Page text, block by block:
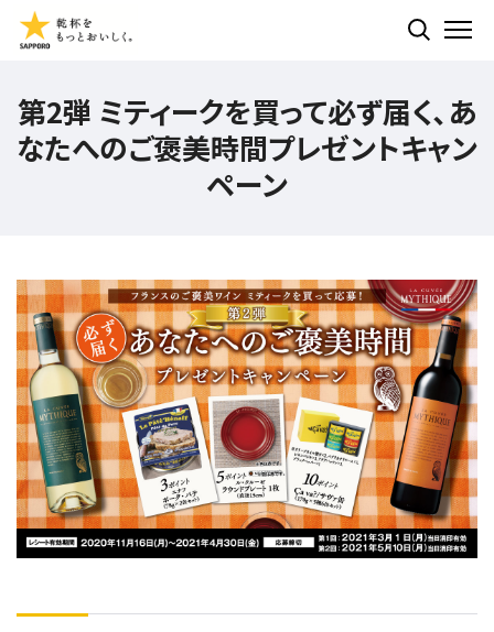
検索する
第2弾 ミティークを買って必ず届く、あ
なたへのご褒美時間プレゼントキャン
ペーン